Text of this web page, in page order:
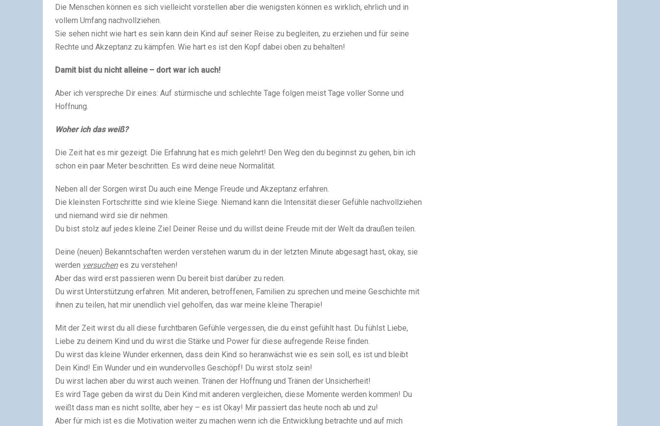
Die Menschen können es sich vielleicht vorstellen aber die wenigsten können es wirklich, ehrlich und in
vollem Umfang nachvollziehen.
Sie sehen nicht wie hart es sein kann dein Kind auf seiner Reise zu begleiten, zu erziehen und für seine
Rechte und Akzeptanz zu kämpfen. Wie hart es ist den Kopf dabei oben zu behalten!
Damit bist du nicht alleine – dort war ich auch!
Aber ich verspreche Dir eines: Auf stürmische und schlechte Tage folgen meist Tage voller Sonne und
Hoffnung.
Woher ich das weiß?
Die Zeit hat es mir gezeigt. Die Erfahrung hat es mich gelehrt! Den Weg den du beginnst zu gehen, bin ich
schon ein paar Meter beschritten. Es wird deine neue Normalität.
Neben all der Sorgen wirst Du auch eine Menge Freude und Akzeptanz erfahren.
Die kleinsten Fortschritte sind wie kleine Siege. Niemand kann die Intensität dieser Gefühle nachvollziehen
und niemand wird sie dir nehmen.
Du bist stolz auf jedes kleine Ziel Deiner Reise und du willst deine Freude mit der Welt da draußen teilen.
Deine (neuen) Bekanntschaften werden verstehen warum du in der letzten Minute abgesagt hast, okay, sie
werden versuchenes zu verstehen!
Aber das wird erst passieren wenn Du bereit bist darüber zu reden.
Du wirst Unterstützung erfahren. Mit anderen, betroffenen, Familien zu sprechen und meine Geschichte mit
ihnen zu teilen, hat mir unendlich viel geholfen, das war meine kleine Therapie!
Mit der Zeit wirst du all diese furchtbaren Gefühle vergessen, die du einst gefühlt hast. Du fühlst Liebe,
Liebe zu deinem Kind und du wirst die Stärke und Power für diese aufregende Reise finden.
Du wirst das kleine Wunder erkennen, dass dein Kind so heranwächst wie es sein soll, es ist und bleibt
Dein Kind! Ein Wunder und ein wundervolles Geschöpf! Du wirst stolz sein!
Du wirst lachen aber du wirst auch weinen. Tränen der Hoffnung und Tränen der Unsicherheit!
Es wird Tage geben da wirst du Dein Kind mit anderen vergleichen, diese Momente werden kommen! Du
weißt dass man es nicht sollte, aber hey – es ist Okay! Mir passiert das heute noch ab und zu!
Aber für mich ist es die Motivation weiter zu machen wenn ich die Entwicklung betrachte und auf mich